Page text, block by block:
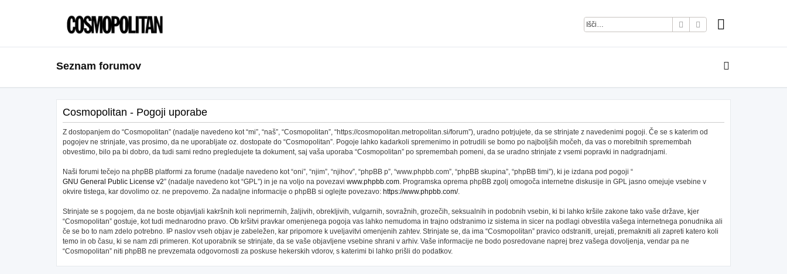
IskanjeNapredno iskanje
Seznam forumov
Cosmopolitan - Pogoji uporabe
Z dostopanjem do “Cosmopolitan” (nadalje navedeno kot “mi”, “naš”, “Cosmopolitan”, “https://cosmopolitan.metropolitan.si/forum”), uradno potrjujete, da se strinjate z navedenimi pogoji. Če se s katerim od
pogojev ne strinjate, vas prosimo, da ne uporabljate oz. dostopate do “Cosmopolitan”. Pogoje lahko kadarkoli spremenimo in potrudili se bomo po najboljših močeh, da vas o morebitnih spremembah
obvestimo, bilo pa bi dobro, da tudi sami redno pregledujete ta dokument, saj vaša uporaba “Cosmopolitan” po spremembah pomeni, da se uradno strinjate z vsemi popravki in nadgradnjami.
Naši forumi tečejo na phpBB platformi za forume (nadalje navedeno kot “oni”, “njim”, “njihov”, “phpBB p”, “www.phpbb.com”, “phpBB skupina”, “phpBB timi”), ki je izdana pod pogoji “
GNU General Public License v2” (nadalje navedeno kot “GPL”) in je na voljo na povezavi www.phpbb.com. Programska oprema phpBB zgolj omogoča internetne diskusije in GPL jasno omejuje vsebine v
okvire tistega, kar dovolimo oz. ne prepovemo. Za nadaljne informacije o phpBB si oglejte povezavo: https://www.phpbb.com/.
Strinjate se s pogojem, da ne boste objavljali kakršnih koli neprimernih, žaljivih, obrekljivih, vulgarnih, sovražnih, grozečih, seksualnih in podobnih vsebin, ki bi lahko kršile zakone tako vaše države, kjer
“Cosmopolitan” gostuje, kot tudi mednarodno pravo. Ob kršitvi pravkar omenjenega pogoja vas lahko nemudoma in trajno odstranimo iz sistema in sicer na podlagi obvestila vašega internetnega ponudnika ali
če se bo to nam zdelo potrebno. IP naslov vseh objav je zabeležen, kar pripomore k uveljavitvi omenjenih zahtev. Strinjate se, da ima “Cosmopolitan” pravico odstraniti, urejati, premakniti ali zapreti katero koli
temo in ob času, ki se nam zdi primeren. Kot uporabnik se strinjate, da se vaše objavljene vsebine shrani v arhiv. Vaše informacije ne bodo posredovane naprej brez vašega dovoljenja, vendar pa ne
“Cosmopolitan” niti phpBB ne prevzemata odgovornosti za poskuse hekerskih vdorov, s katerimi bi lahko prišli do podatkov.